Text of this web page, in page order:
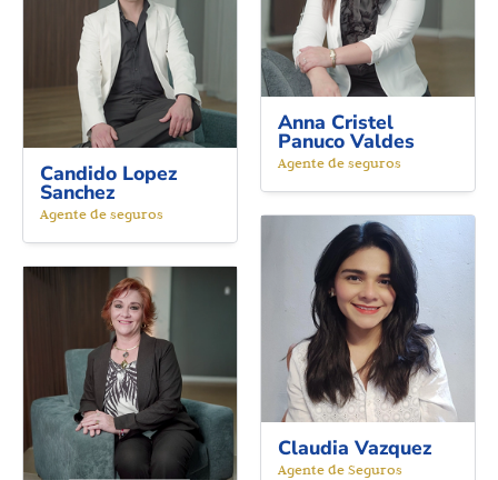
Anna Cristel
Panuco Valdes
Agente de seguros
Candido Lopez
Sanchez
Agente de seguros
Claudia Vazquez
Agente de Seguros